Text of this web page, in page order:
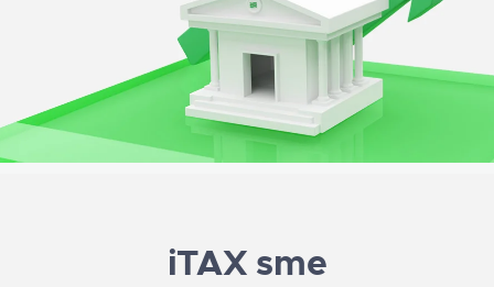
iTAX sme